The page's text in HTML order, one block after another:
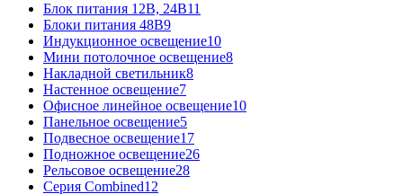
Блок питания 12В, 24В11
Блоки питания 48В9
Индукционное освещение10
Мини потолочное освещение8
Накладной светильник8
Настенное освещение7
Офисное линейное освещение10
Панельное освещение5
Подвесное освещение17
Подножное освещение26
Рельсовое освещение28
Серия Combined12